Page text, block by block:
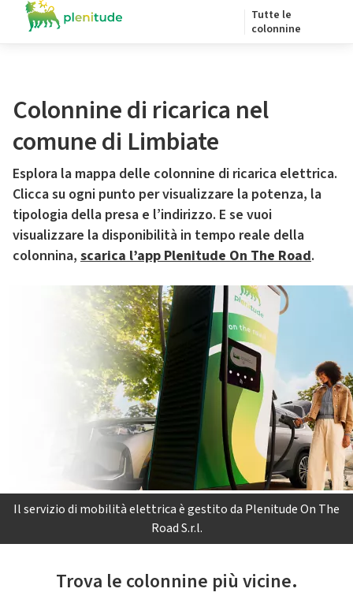
Tutte le
colonnine
Colonnine di ricarica nel
comune di Limbiate
Esplora la mappa delle colonnine di ricarica elettrica.
Clicca su ogni punto per visualizzare la potenza, la
tipologia della presa e l’indirizzo. E se vuoi
visualizzare la disponibilità in tempo reale della
colonnina, scarica l’app Plenitude On The Road.
Il servizio di mobilità elettrica è gestito da Plenitude On The
Road S.r.l.
Trova le colonnine più vicine.